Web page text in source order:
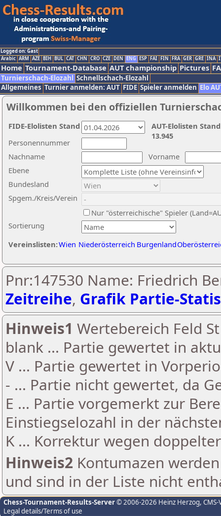
Logged on: Gast
Arabic ARM AZE BIH BUL CAT CHN CRO CZE DEN ENG ESP FAI FIN FRA GER GRE INA
Home Tournament-Database AUT championship Pictures
Turnierschach-Elozahl Schnellschach-Elozahl
Allgemeines Turnier anmelden: AUT FIDE Spieler anmelden Elo
Willkommen bei den offiziellen
Nachname
Vorname
Ebene
Sortierung
Personennummer
Bundesland
Spgem./Kreis/Verein
Nur "österreichische" Spieler
Vereinslisten:Wien Niederösterreich Burgenland
AUT-Elolisten
13.945
FIDE-Elolisten Stand
Pnr:147530 Name: Friedrich
Zeitreihe, Grafik Partie-
Hinweis1 Wertebereich Feld
blank ... Partie gewertet in
V ... Partie gewertet in
- ... Partie nicht gewertet, da
E ... Partie vorgemerkt zur
Einstiegselozahl in der
K ... Korrektur wegen
Hinweis2 Kontumazen
und sind in der Liste nicht
Chess-Tournament-Results-Server© 2006-2026 Heinz Herzog,
Legal details/Terms of use